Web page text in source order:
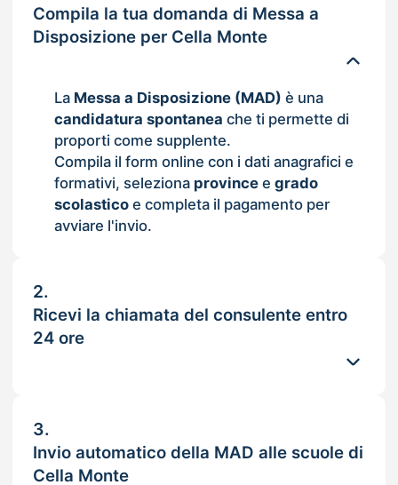
Compila la tua domanda di Messa a
Disposizione per Cella Monte
La Messa a Disposizione (MAD) è una
candidatura spontanea che ti permette di
proporti come supplente.
Compila il form online con i dati anagrafici e
formativi, seleziona provincee grado
scolasticoe completa il pagamento per
avviare l'invio.
2.
Ricevi la chiamata del consulente entro
24 ore
3.
Invio automatico della MAD alle scuole di
Cella Monte